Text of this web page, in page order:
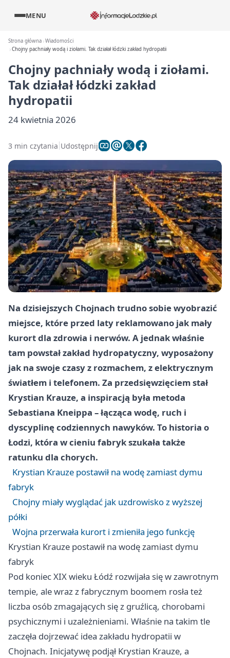
MENU
Strona główna Wiadomości
Chojny pachniały wodą i ziołami. Tak działał łódzki zakład hydropatii
Chojny pachniały wodą i ziołami.
Tak działał łódzki zakład
hydropatii
24 kwietnia 2026
3 min czytania Udostępnij
Na dzisiejszych Chojnach trudno sobie wyobrazić
miejsce, które przed laty reklamowano jak mały
kurort dla zdrowia i nerwów. A jednak właśnie
tam powstał zakład hydropatyczny, wyposażony
jak na swoje czasy z rozmachem, z elektrycznym
światłem i telefonem. Za przedsięwzięciem stał
Krystian Krauze, a inspiracją była metoda
Sebastiana Kneippa – łącząca wodę, ruch i
dyscyplinę codziennych nawyków. To historia o
Łodzi, która w cieniu fabryk szukała także
ratunku dla chorych.
Krystian Krauze postawił na wodę zamiast dymu
fabryk
Chojny miały wyglądać jak uzdrowisko z wyższej
półki
Wojna przerwała kurort i zmieniła jego funkcję
Krystian Krauze postawił na wodę zamiast dymu
fabryk
Pod koniec XIX wieku Łódź rozwijała się w zawrotnym
tempie, ale wraz z fabrycznym boomem rosła też
liczba osób zmagających się z gruźlicą, chorobami
psychicznymi i uzależnieniami. Właśnie na takim tle
zaczęła dojrzewać idea zakładu hydropatii w
Chojnach. Inicjatywę podjął Krystian Krauze, a